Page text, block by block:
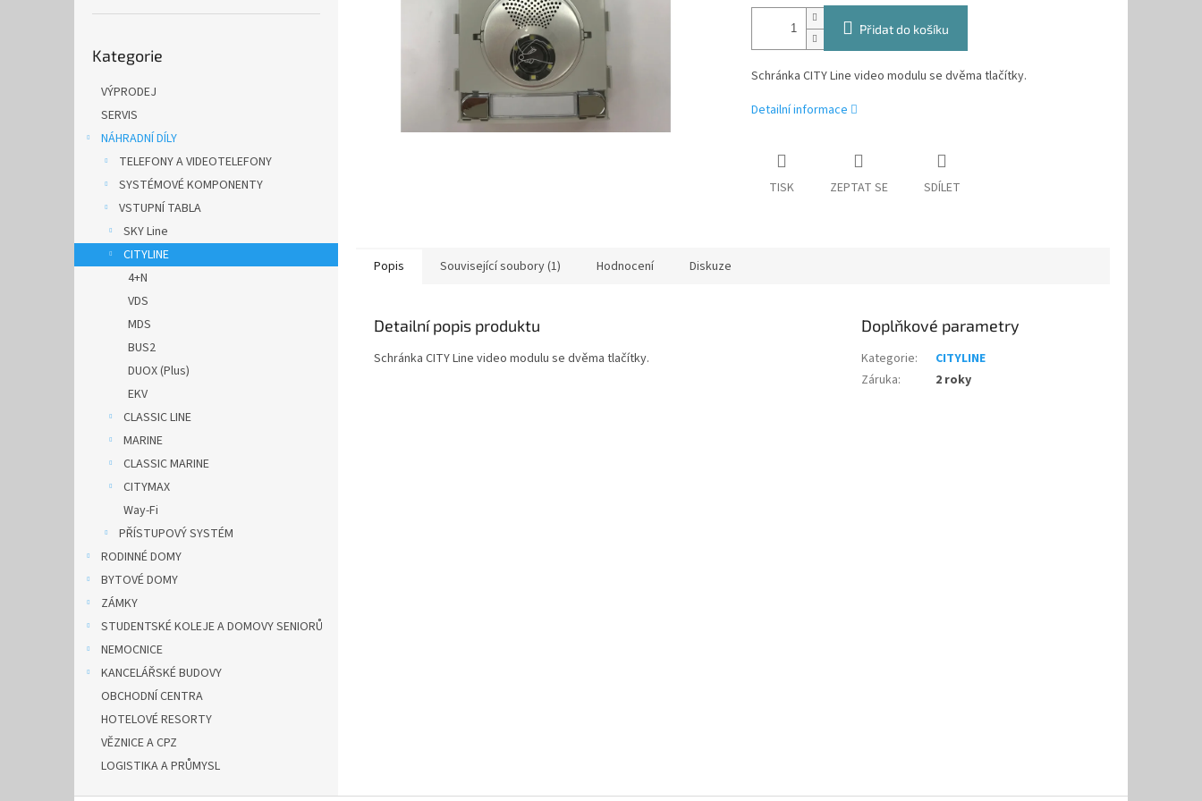
kategorie
Kategorie
VÝPRODEJ
SERVIS
NÁHRADNÍ DÍLY
TELEFONY A VIDEOTELEFONY
SYSTÉMOVÉ KOMPONENTY
VSTUPNÍ TABLA
SKY Line
CITYLINE
4+N
VDS
MDS
BUS2
DUOX (Plus)
EKV
CLASSIC LINE
MARINE
CLASSIC MARINE
CITYMAX
Way-Fi
PŘÍSTUPOVÝ SYSTÉM
RODINNÉ DOMY
BYTOVÉ DOMY
ZÁMKY
STUDENTSKÉ KOLEJE A DOMOVY SENIORŮ
NEMOCNICE
KANCELÁŘSKÉ BUDOVY
OBCHODNÍ CENTRA
HOTELOVÉ RESORTY
VĚZNICE A CPZ
LOGISTIKA A PRŮMYSL
Přidat do košíku
Schránka CITY Line video modulu se dvěma tlačítky.
Detailní informace
TISK ZEPTAT SE SDÍLET
Popis Související soubory (1) Hodnocení Diskuze
Detailní popis produktu
Schránka CITY Line video modulu se dvěma tlačítky.
Doplňkové parametry
Kategorie:
CITYLINE
Záruka: 2 roky